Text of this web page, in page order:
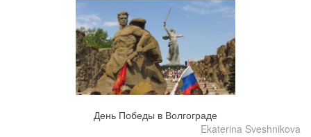
День Победы в Волгограде
Ekaterina Sveshnikova